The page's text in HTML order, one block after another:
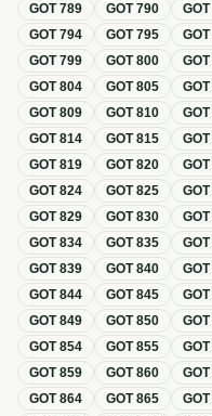
GOT789 GOT790 GOT
GOT794 GOT795 GOT
GOT799 GOT800 GOT
GOT804 GOT805 GOT
GOT809 GOT810 GOT
GOT814 GOT815 GOT
GOT819 GOT820 GOT
GOT824 GOT825 GOT
GOT829 GOT830 GOT
GOT834 GOT835 GOT
GOT839 GOT840 GOT
GOT844 GOT845 GOT
GOT849 GOT850 GOT
GOT854 GOT855 GOT
GOT859 GOT860 GOT
GOT864 GOT865 GOT